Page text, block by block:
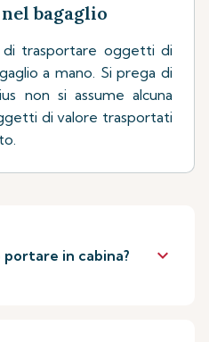
bagaglio
di trasportare oggetti di
a mano. Si prega di
non si assume alcuna
di valore trasportati
portare in cabina? keyboard_arrow_down